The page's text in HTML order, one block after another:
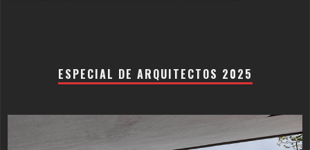
ESPECIAL DE ARQUITECTOS 2025